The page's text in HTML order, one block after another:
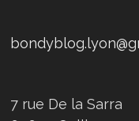
7 rue De la Sarra